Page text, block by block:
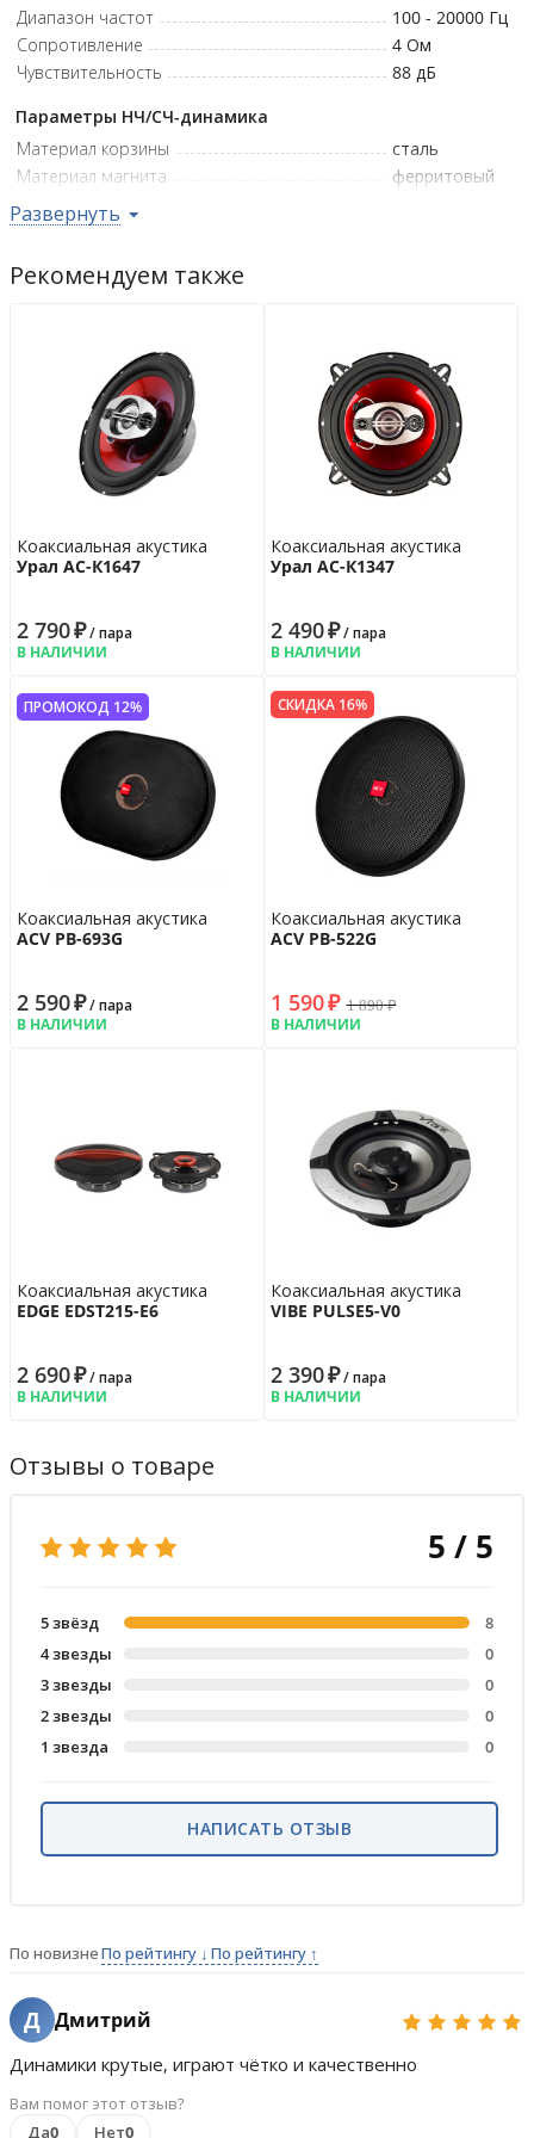
Диапазон частот
100 - 20000 Гц
Сопротивление
4 Ом
Чувствительность
88 дБ
Параметры НЧ/СЧ-динамика
Материал корзины
сталь
Материал магнита
ферритовый
Размер катушки
Материал диффузора
Монтажная глубина
44мм
Монтажный диаметр
114мм
Гарантийная политика
Возврат
14 дн.
Гарантия
12 мес.
Развернуть
Рекомендуем также
Коаксиальная акустика
Урал АС-К1647
2 790₽/ пара
В НАЛИЧИИ
Коаксиальная акустика
Урал АС-К1347
2 490₽/ пара
В НАЛИЧИИ
ПРОМОКОД 12%
Коаксиальная акустика
ACV PB-693G
2 590₽/ пара
В НАЛИЧИИ
СКИДКА 16%
Коаксиальная акустика
ACV PB-522G
1 590₽ 1 890₽
В НАЛИЧИИ
Коаксиальная акустика
EDGE EDST215-E6
2 690₽/ пара
В НАЛИЧИИ
Коаксиальная акустика
VIBE PULSE5-V0
2 390₽/ пара
В НАЛИЧИИ
Отзывы о товаре
По новизнеПо рейтингу ↓ По рейтингу ↑
Д Дмитрий
Динамики крутые, играют чётко и качественно
Вам помог этот отзыв?
Да0 Нет0
5 / 5
5 звёзд
8
4 звезды
0
3 звезды
0
2 звезды
0
1 звезда
0
НАПИСАТЬ ОТЗЫВ